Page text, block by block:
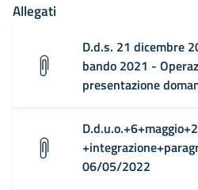
Allegati
D.d.s. 21 dicembre
bando 2021 -
presentazione
06/05/2022